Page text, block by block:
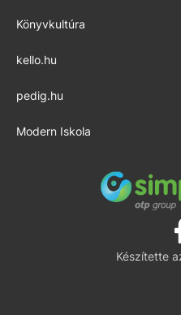
Könyvkultúra
kello.hu
pedig.hu
Modern Iskola
Készítette